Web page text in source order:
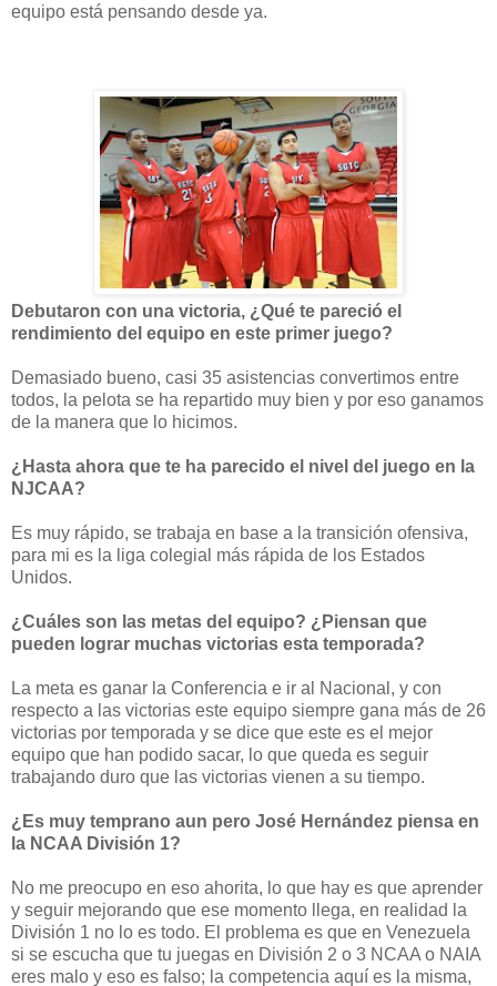
equipo está pensando desde ya.
Debutaron con una victoria, ¿Qué te pareció el
rendimiento del equipo en este primer juego?
Demasiado bueno, casi 35 asistencias convertimos entre
todos, la pelota se ha repartido muy bien y por eso ganamos
de la manera que lo hicimos.
¿Hasta ahora que te ha parecido el nivel del juego en la
NJCAA?
Es muy rápido, se trabaja en base a la transición ofensiva,
para mi es la liga colegial más rápida de los Estados
Unidos.
¿Cuáles son las metas del equipo? ¿Piensan que
pueden lograr muchas victorias esta temporada?
La meta es ganar la Conferencia e ir al Nacional, y con
respecto a las victorias este equipo siempre gana más de 26
victorias por temporada y se dice que este es el mejor
equipo que han podido sacar, lo que queda es seguir
trabajando duro que las victorias vienen a su tiempo.
¿Es muy temprano aun pero José Hernández piensa en
la NCAA División 1?
No me preocupo en eso ahorita, lo que hay es que aprender
y seguir mejorando que ese momento llega, en realidad la
División 1 no lo es todo. El problema es que en Venezuela
si se escucha que tu juegas en División 2 o 3 NCAA o NAIA
eres malo y eso es falso; la competencia aquí es la misma,